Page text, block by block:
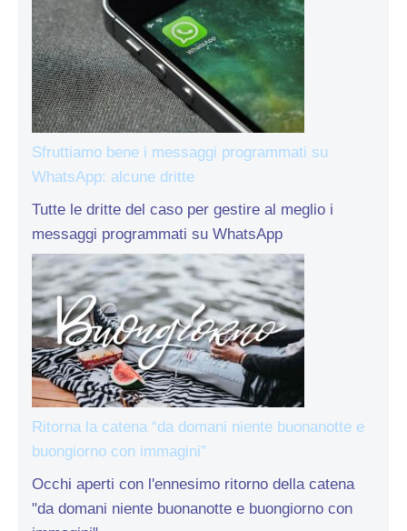
Sfruttiamo bene i messaggi programmati su
WhatsApp: alcune dritte
Tutte le dritte del caso per gestire al meglio i
messaggi programmati su WhatsApp
Ritorna la catena “da domani niente buonanotte e
buongiorno con immagini”
Occhi aperti con l'ennesimo ritorno della catena
"da domani niente buonanotte e buongiorno con